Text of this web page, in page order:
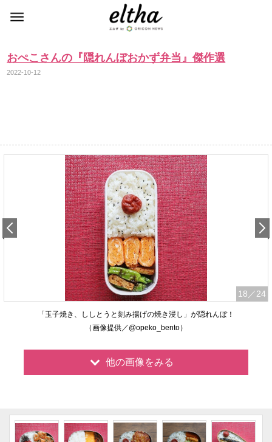
おぺこさんの『隠れんぼおかず弁当』傑作選
2022-10-12
18 ／24
「玉子焼き、ししとうと刻み揚げの焼き浸し」が隠れんぼ！
（画像提供／@opeko_bento）
他の画像をみる